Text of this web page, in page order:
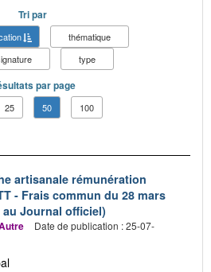
Tri par
thématique
type
par page
25 50 100
artisanale rémunération
- Frais commun du 28 mars
Journal officiel)
Date de publication : 25-07-